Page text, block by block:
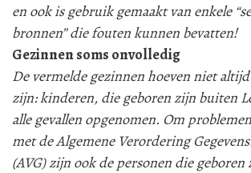
en ook is gebruik gemaakt van enkele
bronnen” die fouten kunnen bevatten!
Gezinnen soms onvolledig
De vermelde gezinnen hoeven niet
zijn: kinderen, die geboren zijn buiten
alle gevallen opgenomen. Om
met de Algemene Verordering
(AVG) zijn ook de personen die geboren